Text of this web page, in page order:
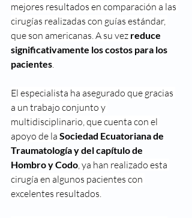
mejores resultados en comparación a las
cirugías realizadas con guías estándar,
que son americanas. A su vez reduce
significativamente los costos para los
pacientes.
El especialista ha asegurado que gracias
a un trabajo conjunto y
multidisciplinario, que cuenta con el
apoyo de la Sociedad Ecuatoriana de
Traumatología y del capítulo de
Hombro y Codo, ya han realizado esta
cirugía en algunos pacientes con
excelentes resultados.